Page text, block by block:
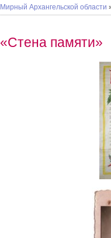
Мирный Архангельской области
«Стена памяти»